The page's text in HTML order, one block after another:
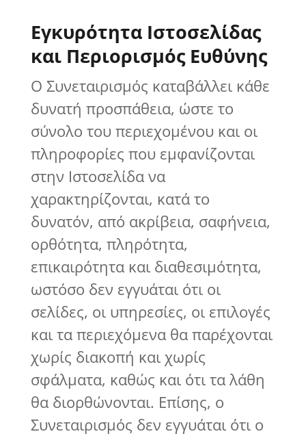
Εγκυρότητα Ιστοσελίδας
και Περιορισμός Ευθύνης
Ο Συνεταιρισμός καταβάλλει κάθε
δυνατή προσπάθεια, ώστε το
σύνολο του περιεχομένου και οι
πληροφορίες που εμφανίζονται
στην Ιστοσελίδα να
χαρακτηρίζονται, κατά το
δυνατόν, από ακρίβεια, σαφήνεια,
ορθότητα, πληρότητα,
επικαιρότητα και διαθεσιμότητα,
ωστόσο δεν εγγυάται ότι οι
σελίδες, οι υπηρεσίες, οι επιλογές
και τα περιεχόμενα θα παρέχονται
χωρίς διακοπή και χωρίς
σφάλματα, καθώς και ότι τα λάθη
θα διορθώνονται. Επίσης, ο
Συνεταιρισμός δεν εγγυάται ότι ο